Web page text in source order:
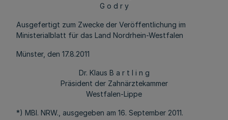
G o d r y
Ausgefertigt zum Zwecke der Veröffentlichung im
Ministerialblatt für das Land Nordrhein-Westfalen
Münster, den 17.8.2011
Dr. Klaus B a r t l i n g
Präsident der Zahnärztekammer
Westfalen-Lippe
*) MBl. NRW., ausgegeben am 16. September 2011.